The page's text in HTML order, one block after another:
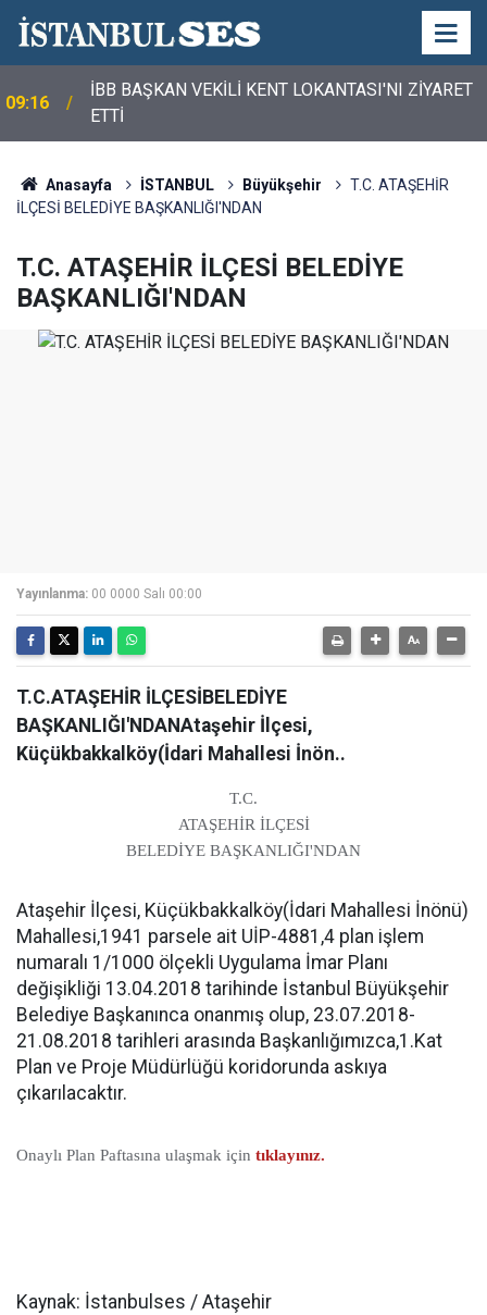
09:16
İBB BAŞKAN VEKİLİ KENT LOKANTASI'NI ZİYARET
ETTİ
Anasayfa İSTANBUL Büyükşehir
T.C. ATAŞEHİR
İLÇESİ BELEDİYE BAŞKANLIĞI'NDAN
T.C. ATAŞEHİR İLÇESİ BELEDİYE
BAŞKANLIĞI'NDAN
Yayınlanma: 00 0000 Salı 00:00
T.C.ATAŞEHİR İLÇESİBELEDİYE
BAŞKANLIĞI'NDANAtaşehir İlçesi,
Küçükbakkalköy(İdari Mahallesi İnön..
T.C.
ATAŞEHİR İLÇESİ
BELEDİYE BAŞKANLIĞI'NDAN
Ataşehir İlçesi, Küçükbakkalköy(İdari Mahallesi İnönü)
Mahallesi,1941 parsele ait UİP-4881,4 plan işlem
numaralı 1/1000 ölçekli Uygulama İmar Planı
değişikliği 13.04.2018 tarihinde İstanbul Büyükşehir
Belediye Başkanınca onanmış olup, 23.07.2018-
21.08.2018 tarihleri arasında Başkanlığımızca,1.Kat
Plan ve Proje Müdürlüğü koridorunda askıya
çıkarılacaktır.
Onaylı Plan Paftasına ulaşmak için tıklayınız.
Kaynak: İstanbulses / Ataşehir